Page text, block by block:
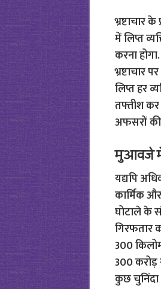
भ्रष्टाचार
में लिप्त
करना
भ्रष्टाचार
लिप्त हर
तफ्तीश
अफसरों की
मुआवजे में
यद्यपि
कार्मिक
घोटाले के
गिरफतार
300
300 करोड़
कुछ चुनिंदा